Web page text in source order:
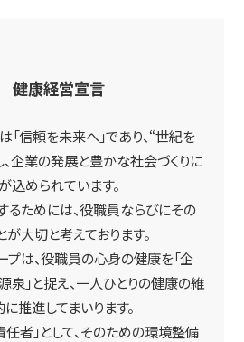
健康経営宣言
信頼を未来へ」であり、“世紀を
企業の発展と豊かな社会づくりに
込められています。
ためには、役職員ならびにその
大切と考えております。
は、役職員の心身の健康を「企
」と捉え、一人ひとりの健康の維
推進してまいります。
者」として、そのための環境整備